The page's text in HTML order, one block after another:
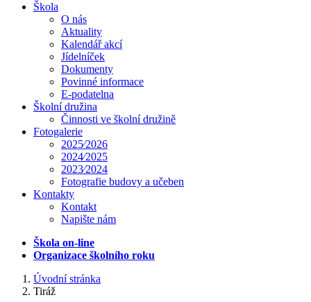
Škola
O nás
Aktuality
Kalendář akcí
Jídelníček
Dokumenty
Povinné informace
E-podatelna
Školní družina
Činnosti ve školní družině
Fotogalerie
2025⁄2026
2024⁄2025
2023⁄2024
Fotografie budovy a učeben
Kontakty
Kontakt
Napište nám
Škola on-line
Organizace školního roku
Úvodní stránka
Tiráž